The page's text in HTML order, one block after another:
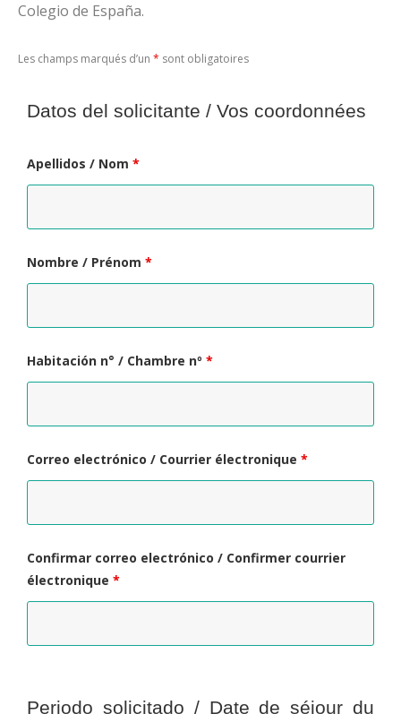
Colegio de España.
Les champs marqués d’un * sont obligatoires
Datos del solicitante / Vos coordonnées
Apellidos / Nom *
Nombre / Prénom *
Habitación n° / Chambre nº *
Correo electrónico / Courrier électronique *
Confirmar correo electrónico / Confirmer courrier
électronique *
Periodo solicitado / Date de séjour du